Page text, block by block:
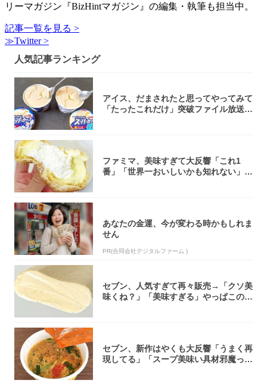
リーマガジン『BizHintマガジン』の編集・執筆も担当中。
記事一覧を見る >
≫Twitter >
人気記事ランキング
アイス、だまされたと思ってやってみて
「たったこれだけ」突破ファイル放送で
ファミマ、美味すぎて大反響「これ1
番」「世界一おいしいかも知れない」
あなたの金運、今が変わる時かもしれま
せん
PR(合同会社デジタルファーム )
セブン、人気すぎて再々販売→「クソ美
味くね？」「美味すぎる」やっぱこのク
セブン、新作はやくも大反響「うまく再
現してる」「スープ美味い具材邪魔って